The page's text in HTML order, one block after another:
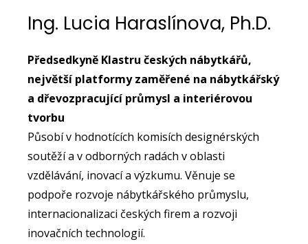
Ing. Lucia Haraslínova, Ph.D.
Předsedkyně Klastru českých nábytkářů,
největší platformy zaměřené na nábytkářský
a dřevozpracující průmysl a interiérovou
tvorbu
Působí v hodnotících komisích designérských
soutěží a v odborných radách v oblasti
vzdělávání, inovací a výzkumu. Věnuje se
podpoře rozvoje nábytkářského průmyslu,
internacionalizaci českých firem a rozvoji
inovačních technologií.